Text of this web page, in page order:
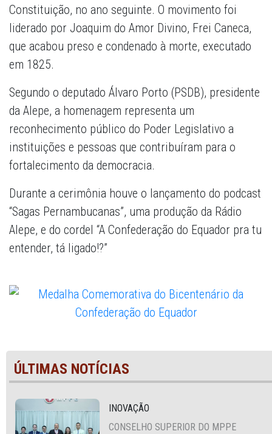
Constituição, no ano seguinte. O movimento foi
liderado por Joaquim do Amor Divino, Frei Caneca,
que acabou preso e condenado à morte, executado
em 1825.
Segundo o deputado Álvaro Porto (PSDB), presidente
da Alepe, a homenagem representa um
reconhecimento público do Poder Legislativo a
instituições e pessoas que contribuíram para o
fortalecimento da democracia.
Durante a cerimônia houve o lançamento do podcast
“Sagas Pernambucanas”, uma produção da Rádio
Alepe, e do cordel “A Confederação do Equador pra tu
entender, tá ligado!?”
ÚLTIMAS NOTÍCIAS
INOVAÇÃO
CONSELHO SUPERIOR DO MPPE